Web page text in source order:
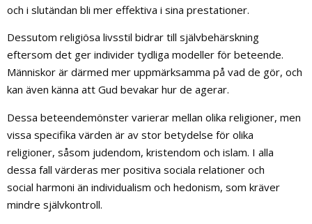
och i slutändan bli mer effektiva i sina prestationer.
Dessutom religiösa livsstil bidrar till självbehärskning
eftersom det ger individer tydliga modeller för beteende.
Människor är därmed mer uppmärksamma på vad de gör, och
kan även känna att Gud bevakar hur de agerar.
Dessa beteendemönster varierar mellan olika religioner, men
vissa specifika värden är av stor betydelse för olika
religioner, såsom judendom, kristendom och islam. I alla
dessa fall värderas mer positiva sociala relationer och
social harmoni än individualism och hedonism, som kräver
mindre självkontroll.